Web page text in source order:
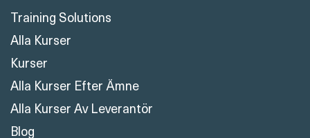
Training Solutions
Alla Kurser
Kurser
Alla Kurser Efter Ämne
Alla Kurser Av Leverantör
Blog